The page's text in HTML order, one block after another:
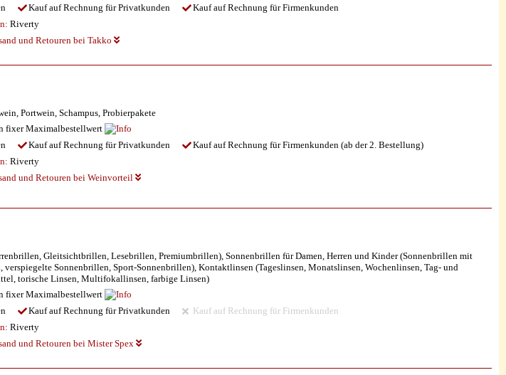
Kauf auf Rechnung für Privatkunden
Kauf auf Rechnung für Firmenkunden
Riverty
und Retouren bei Takko
Portwein, Schampus, Probierpakete
fixer Maximalbestellwert
Kauf auf Rechnung für Privatkunden
Kauf auf Rechnung für Firmenkunden (ab der 2. Bestellung)
Riverty
und Retouren bei Weinvorteil
Gleitsichtbrillen, Lesebrillen, Premiumbrillen), Sonnenbrillen für Damen, Herren und Kinder (Sonnenbrillen mit
verspiegelte Sonnenbrillen, Sport-Sonnenbrillen), Kontaktlinsen (Tageslinsen, Monatslinsen, Wochenlinsen, Tag- und
torische Linsen, Multifokallinsen, farbige Linsen)
fixer Maximalbestellwert
Kauf auf Rechnung für Privatkunden
Kauf auf Rechnung für Firmenkunden
Riverty
und Retouren bei Mister Spex